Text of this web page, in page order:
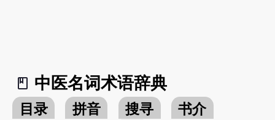
book_2
中医名词术语辞典
目录 拼音 搜寻
书介